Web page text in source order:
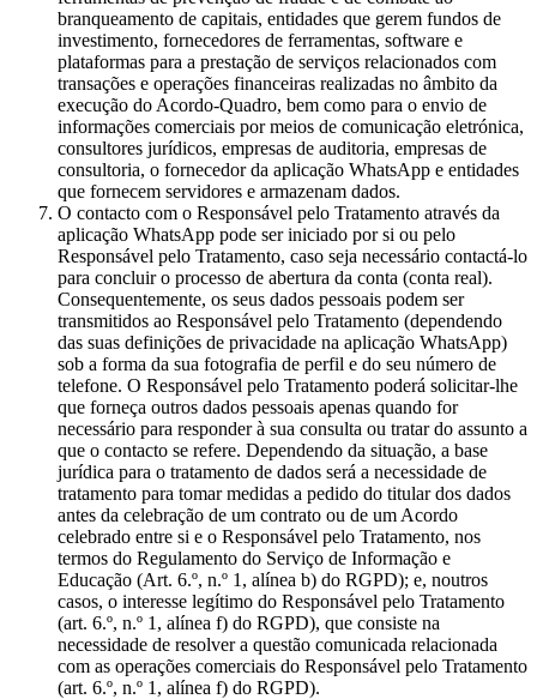
branqueamento de capitais, entidades que gerem fundos de
investimento, fornecedores de ferramentas, software e
plataformas para a prestação de serviços relacionados com
transações e operações financeiras realizadas no âmbito da
execução do Acordo-Quadro, bem como para o envio de
informações comerciais por meios de comunicação eletrónica,
consultores jurídicos, empresas de auditoria, empresas de
consultoria, o fornecedor da aplicação WhatsApp e entidades
que fornecem servidores e armazenam dados.
O contacto com o Responsável pelo Tratamento através da
aplicação WhatsApp pode ser iniciado por si ou pelo
Responsável pelo Tratamento, caso seja necessário contactá-lo
para concluir o processo de abertura da conta (conta real).
Consequentemente, os seus dados pessoais podem ser
transmitidos ao Responsável pelo Tratamento (dependendo
das suas definições de privacidade na aplicação WhatsApp)
sob a forma da sua fotografia de perfil e do seu número de
telefone. O Responsável pelo Tratamento poderá solicitar-lhe
que forneça outros dados pessoais apenas quando for
necessário para responder à sua consulta ou tratar do assunto a
que o contacto se refere. Dependendo da situação, a base
jurídica para o tratamento de dados será a necessidade de
tratamento para tomar medidas a pedido do titular dos dados
antes da celebração de um contrato ou de um Acordo
celebrado entre si e o Responsável pelo Tratamento, nos
termos do Regulamento do Serviço de Informação e
Educação (Art. 6.º, n.º 1, alínea b) do RGPD); e, noutros
casos, o interesse legítimo do Responsável pelo Tratamento
(art. 6.º, n.º 1, alínea f) do RGPD), que consiste na
necessidade de resolver a questão comunicada relacionada
com as operações comerciais do Responsável pelo Tratamento
(art. 6.º, n.º 1, alínea f) do RGPD).